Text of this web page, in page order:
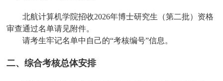
北航计算机学院招收2026年博士研究生（第二批）资格
审查通过名单请见附件。
请考生牢记名单中自己的“考核编号”信息。
二、综合考核总体安排